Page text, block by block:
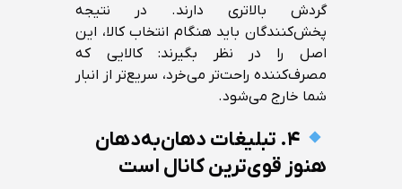
گردش بالاتری دارند. در نتیجه
پخش‌کنندگان باید هنگام انتخاب کالا، این
اصل را در نظر بگیرند: کالایی که
مصرف‌کننده راحت‌تر می‌خرد، سریع‌تر از انبار
شما خارج می‌شود.
۴. تبلیغات دهان‌به‌دهان
هنوز قوی‌ترین کانال است